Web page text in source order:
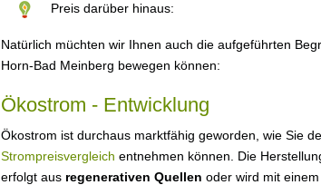
Preis darüber hinaus:
Natürlich müchten wir Ihnen auch die aufgeführten
Horn-Bad Meinberg bewegen können:
Ökostrom - Entwicklung
Ökostrom ist durchaus marktfähig geworden, wie Sie
Strompreisvergleich entnehmen können. Die
erfolgt aus regenerativen Quellen oder wird mit einem